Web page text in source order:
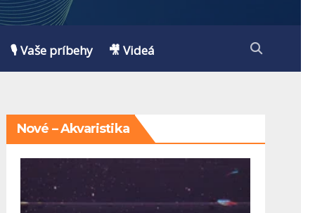
🎙️ Vaše príbehy 🎥 Videá
Nové – Akvaristika